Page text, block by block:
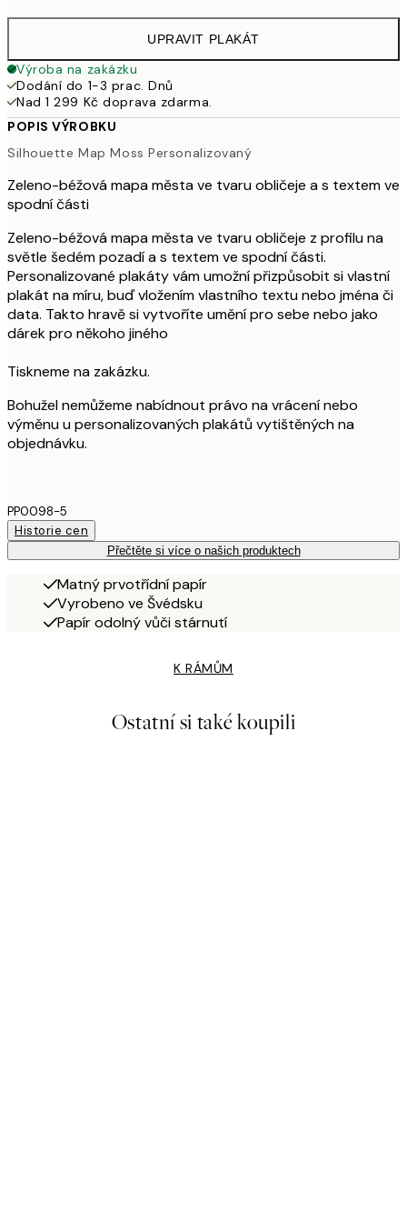
UPRAVIT PLAKÁT
Výroba na zakázku
Dodání do 1-3 prac. Dnů
Nad 1 299 Kč doprava zdarma.
POPIS VÝROBKU
Silhouette Map Moss Personalizovaný
Zeleno-béžová mapa města ve tvaru obličeje a s textem ve
spodní části
Zeleno-béžová mapa města ve tvaru obličeje z profilu na
světle šedém pozadí a s textem ve spodní části.
Personalizované plakáty vám umožní přizpůsobit si vlastní
plakát na míru, buď vložením vlastního textu nebo jména či
data. Takto hravě si vytvoříte umění pro sebe nebo jako
dárek pro někoho jiného
Tiskneme na zakázku.
Bohužel nemůžeme nabídnout právo na vrácení nebo
výměnu u personalizovaných plakátů vytištěných na
objednávku.
PP0098-5
Historie cen
Přečtěte si více o našich produktech
Matný prvotřídní papír
Vyrobeno ve Švédsku
Papír odolný vůči stárnutí
K RÁMŮM
Ostatní si také koupili